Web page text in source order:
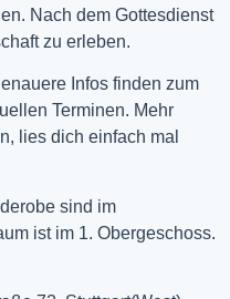
Nach dem Gottesdienst
zu erleben.
Infos finden zum
Terminen. Mehr
lies dich einfach mal
sind im
ist im 1. Obergeschoss.